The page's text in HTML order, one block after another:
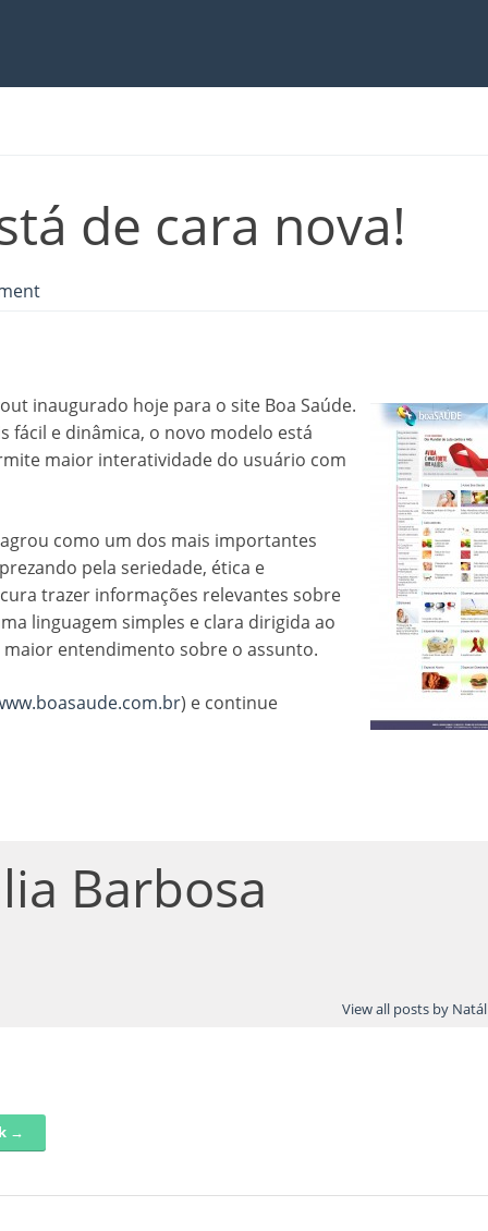
de cara nova!
inaugurado hoje para o site Boa Saúde.
fácil e dinâmica, o novo modelo está
maior interatividade do usuário com
como um dos mais importantes
pela seriedade, ética e
trazer informações relevantes sobre
linguagem simples e clara dirigida ao
entendimento sobre o assunto.
) e continue
Barbosa
View all posts by
→